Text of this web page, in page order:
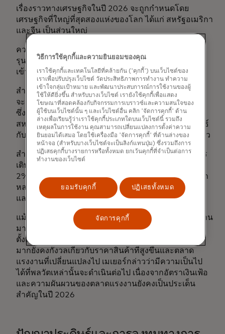
เรื่องราวทางเศรษฐกิจในปี 2026 จะถูกกำหนดโดย
เศรษฐกิจที่ใหญ่ที่สุดสองแห่งของโลก ได้แก่ สหรัฐอเมริกา
และจีน เป็นส่วนใหญ่
ความตึงเครียดทางการค้าระหว่างสองประเทศทวีความ
รุนแรงขึ้นในปี 2025 หลังจากที่สหรัฐฯ ปรับขึ้นภาษีนำ
เข้าสินค้าจากจีนในช่วงฤดูใบไม้ผลิ
สำหรับประเทศจีน รายงานฉบับใหม่คาดการณ์ว่า GDP
จะเติบโต 4.5% ในปี 2026 ลดลงจาก 4.8% ในปี 2025
ซึ่งส่วนหนึ่งเป็นผลมาจากความต้องการสินค้าจีนจาก
สหรัฐฯ ที่ลดลง จีนกำลังพยายามเสริมสร้างความสัมพันธ์
กับตลาดเกิดใหม่เพื่อชดเชยความต้องการที่ลดลงดังกล่าว
สำหรับสหรัฐอเมริกา รายงานฉบับใหม่คาดการณ์ว่าการ
เติบโตของ GDP จะเร่งตัวขึ้นเป็น 2.2% ในปี 2026 จาก
2% ในปี 2025 การเพิ่มขึ้นดังกล่าวจะได้รับแรงหนุนจาก
หลายปัจจัย รวมถึงการลดภาษีใหม่ที่สนับสนุนการวิจัย
และพัฒนาและการใช้จ่ายด้านการผลิต
แม้ว่าเศรษฐกิจจะเติบโตอย่างแข็งแกร่งในช่วงไม่กี่ปีที่ผ่าน
มา แต่ความเชื่อมั่นของผู้บริโภคยังคงอยู่ในระดับต่ำนับ
ตั้งแต่เกิดการระบาดใหญ่ เนื่องจากชาวอเมริกันจำนวน
มากยังคงกังวลเกี่ยวกับราคาสินค้าที่สูงขึ้นและตลาด
แรงงานที่เปลี่ยนแปลงไป เมเยอร์กล่าวว่ามีความเป็นไป
ได้ที่พลวัตเหล่านั้นจะดำเนินต่อไป เนื่องจากอัตราเงินเฟ้อ
และความผันผวนของตลาดแรงงานยังคงเป็นประเด็น
สำคัญในปี 2026
วิธีการใช้คุกกี้และความยินยอมของคุณ
เราใช้คุกกี้และเทคโนโลยีที่คล้ายกัน ('คุกกี้') บนเว็บไซต์ของ
เราเพื่อปรับปรุงเว็บไซต์ วัดประสิทธิภาพการทำงาน ทำความ
เข้าใจกลุ่มเป้าหมาย และพัฒนาประสบการณ์การใช้งานของผู้
ใช้ให้ดียิ่งขึ้น สำหรับบางเว็บไซต์ เรายังใช้คุกกี้เพื่อแสดง
โฆษณาที่สอดคล้องกับกิจกรรมการเบราวซ์และความสนใจของ
ผู้ใช้บนเว็บไซต์นั้น ๆ และเว็บไซต์อื่น คลิก 'จัดการคุกกี้' ด้าน
ล่างเพื่อเรียนรู้ว่าเราใช้คุกกี้ประเภทใดบนเว็บไซต์นี้ รวมถึง
เหตุผลในการใช้งาน คุณสามารถเปลี่ยนแปลงการตั้งค่าความ
ยินยอมได้เสมอ โดยใช้เครื่องมือ 'จัดการคุกกี้' ที่ด้านล่างของ
หน้าจอ (สำหรับบางเว็บไซต์จะเป็นลิงก์แทนปุ่ม) ซึ่งรวมถึงการ
ปฏิเสธคุกกี้บางรายการหรือทั้งหมด ยกเว้นคุกกี้ที่จำเป็นต่อการ
ทำงานของเว็บไซต์
ยอมรับคุกกี้ ปฏิเสธทั้งหมด
จัดการคุกกี้